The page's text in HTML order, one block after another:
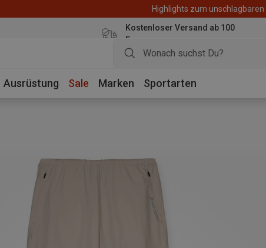
Highlights zum unschlagbaren
Kostenloser Versand ab 100
Euro
Ausrüstung Sale Marken Sportarten